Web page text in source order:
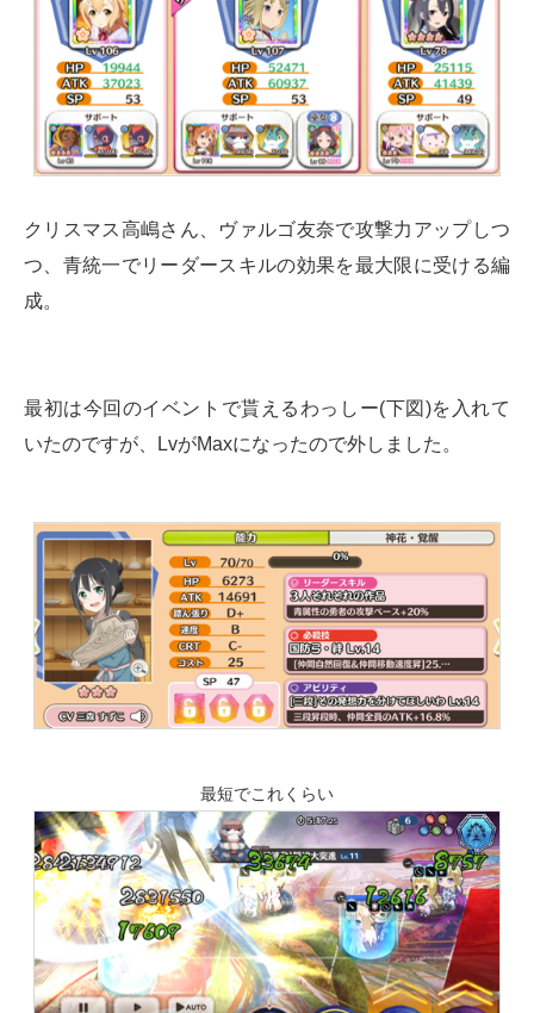
クリスマス高嶋さん、ヴァルゴ友奈で攻撃力アップしつ
つ、青統一でリーダースキルの効果を最大限に受ける編
成。
最初は今回のイベントで貰えるわっしー(下図)を入れて
いたのですが、LvがMaxになったので外しました。
最短でこれくらい